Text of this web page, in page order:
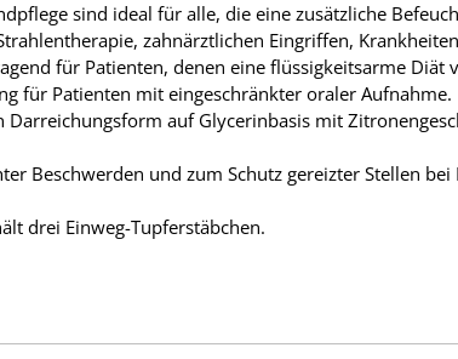
sind ideal für alle, die eine zusätzliche
zahnärztlichen Eingriffen,
für Patienten, denen eine flüssigkeitsarme Diät
für Patienten mit eingeschränkter oraler Aufnahme.
auf Glycerinbasis mit
Beschwerden und zum Schutz gereizter Stellen bei
drei Einweg-Tupferstäbchen.